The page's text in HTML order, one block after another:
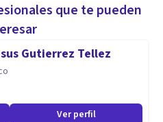
que te pueden
Gutierrez Tellez
Ver perfil